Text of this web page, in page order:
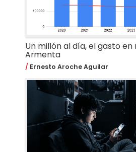
Un millón al día, el gasto en
Armenta
Ernesto Aroche Aguilar